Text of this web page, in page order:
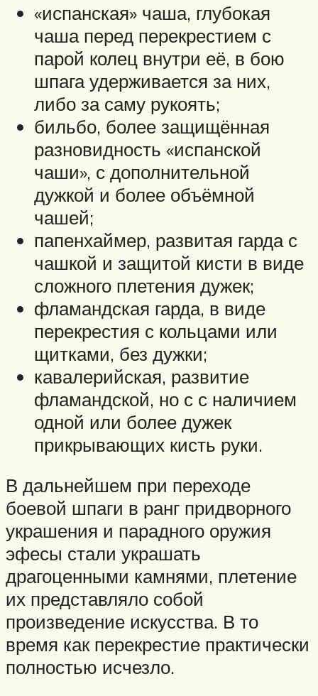
«испанская» чаша, глубокая
чаша перед перекрестием с
парой колец внутри её, в бою
шпага удерживается за них,
либо за саму рукоять;
бильбо, более защищённая
разновидность «испанской
чаши», с дополнительной
дужкой и более объёмной
чашей;
папенхаймер, развитая гарда с
чашкой и защитой кисти в виде
сложного плетения дужек;
фламандская гарда, в виде
перекрестия с кольцами или
щитками, без дужки;
кавалерийская, развитие
фламандской, но с с наличием
одной или более дужек
прикрывающих кисть руки.
В дальнейшем при переходе
боевой шпаги в ранг придворного
украшения и парадного оружия
эфесы стали украшать
драгоценными камнями, плетение
их представляло собой
произведение искусства. В то
время как перекрестие практически
полностью исчезло.